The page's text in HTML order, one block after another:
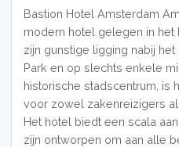
Bastion Hotel Amsterdam
modern hotel gelegen in het
zijn gunstige ligging nabij
Park en op slechts enkele
historische stadscentrum, is
voor zowel zakenreizigers
Het hotel biedt een scala
zijn ontworpen om aan alle